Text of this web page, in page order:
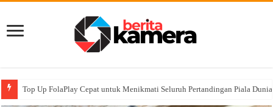
Top Up FolaPlay Cepat untuk Menikmati Seluruh Pertandingan Piala